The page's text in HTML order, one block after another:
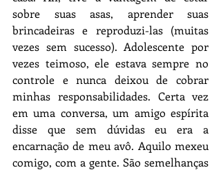
sobre suas asas, aprender suas
brincadeiras e reproduzi-las (muitas
vezes sem sucesso). Adolescente por
vezes teimoso, ele estava sempre no
controle e nunca deixou de cobrar
minhas responsabilidades. Certa vez
em uma conversa, um amigo espírita
disse que sem dúvidas eu era a
encarnação de meu avô. Aquilo mexeu
comigo, com a gente. São semelhanças